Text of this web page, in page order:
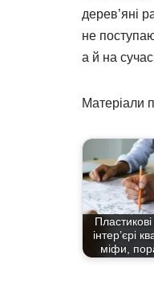
дерев’яні
не
а й на
Матеріали
Пластикові
інтер’єрі
міфи,